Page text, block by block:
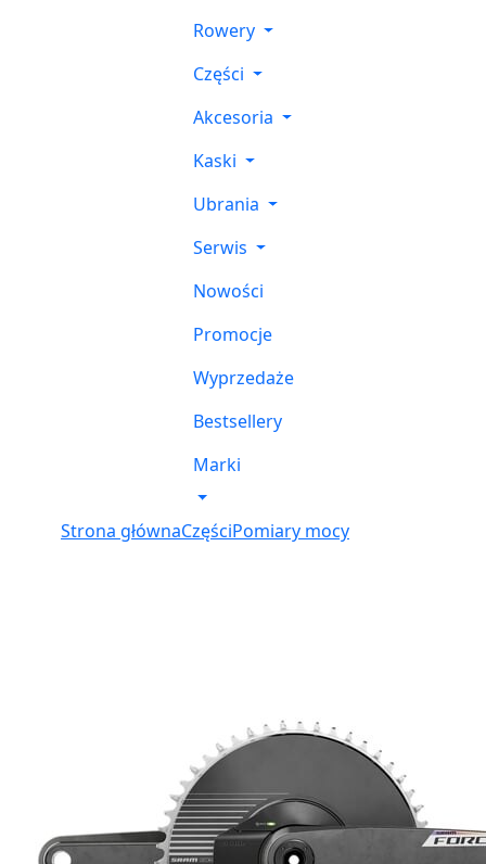
Rowery
Części
Akcesoria
Kaski
Ubrania
Serwis
Nowości
Promocje
Wyprzedaże
Bestsellery
Marki
Strona głównaCzęściPomiary mocy